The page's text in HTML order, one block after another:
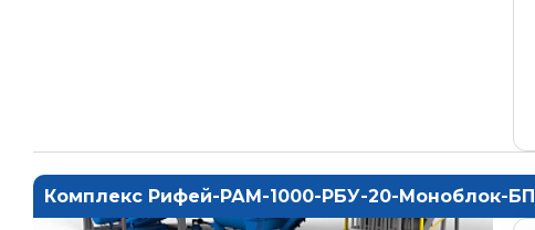
Комплекс Рифей-РАМ-1000-РБУ-20-Моноблок-БП